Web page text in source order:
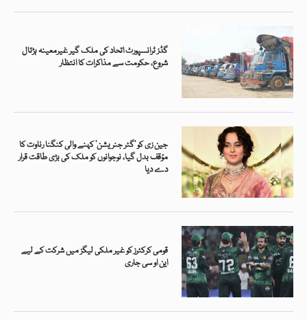
گڈز ٹرانسپورٹ اتحاد کی ملک گیر غیرمعینہ ہڑتال
شروع، حکومت سے مذاکرات کا انتظار
جین زی کو ’گٹر جنریشن‘ کہنے والی کنگنا رناوت کا
مؤقف بدل گیا، نوجوانوں کو ملک کی بڑی طاقت قرار
دے دیا
قومی کرکٹرز کو غیر ملکی لیگز میں شرکت کے لیے
این او سی جاری